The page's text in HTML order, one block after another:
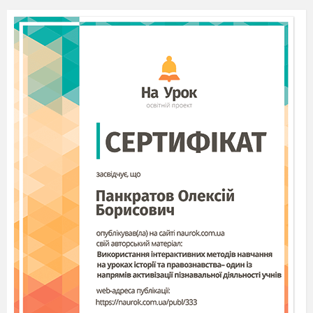
♦
Який настрій передає музика композитора?
Слухання «Пісні жайворонка» П.
Чайковського
Як ви вважаєте, пісня жайворонка весела чи
сумна?
Які звуки передають прозоре, світле
звучання — низькі чи високі?
Про що співає жайворонок?
А ось як розповідає про спів жайворонка у
своїй казці «Жайворонок і сон
Сухомлинський.
ЖАЙВОРОНОК І СОНЦЕ
У полі лежала сіра грудочка землі, присипана
снігом. Пригріло сонечко. Розтанув сніг.
Пропливала над полем хмарка. Розсипалась
дощем. Упала на сі- РУ грудочку землі гаряча
краплина води, в якій відбилося Сонечко.